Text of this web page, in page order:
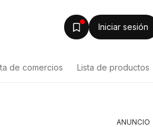
Iniciar sesión
de comercios Lista de productos
ANUNCIO